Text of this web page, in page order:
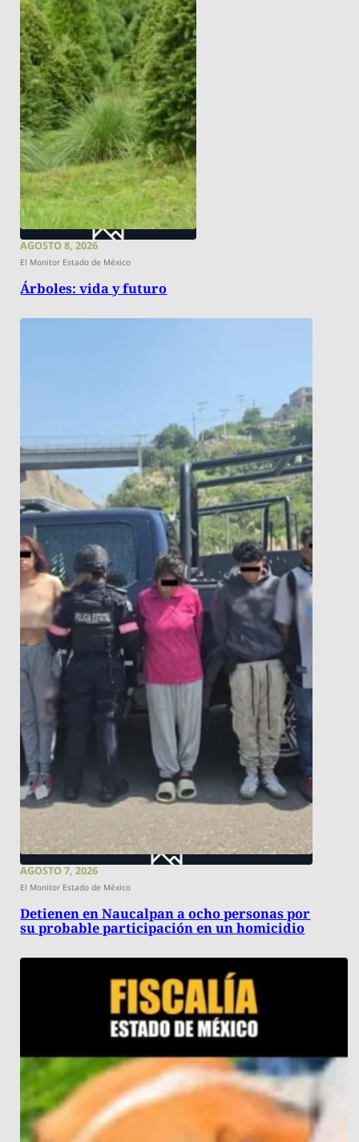
AGOSTO 8, 2026
El Monitor Estado de México
Árboles: vida y futuro
AGOSTO 7, 2026
El Monitor Estado de México
Detienen en Naucalpan a ocho personas por
su probable participación en un homicidio